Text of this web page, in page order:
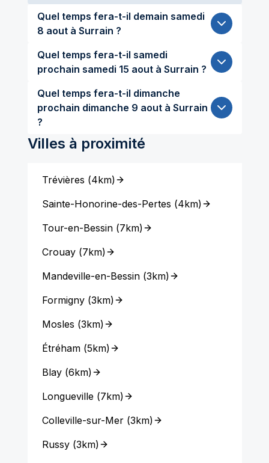
Quel temps fera-t-il demain samedi
8 aout à Surrain ?
Quel temps fera-t-il samedi
prochain samedi 15 aout à Surrain ?
Quel temps fera-t-il dimanche
prochain dimanche 9 aout à Surrain
?
Villes à proximité
Trévières (4km)
Sainte-Honorine-des-Pertes (4km)
Tour-en-Bessin(7km)
Crouay(7km)
Mandeville-en-Bessin(3km)
Formigny(3km)
Mosles (3km)
Étréham(5km)
Blay(6km)
Longueville(7km)
Colleville-sur-Mer(3km)
Russy(3km)